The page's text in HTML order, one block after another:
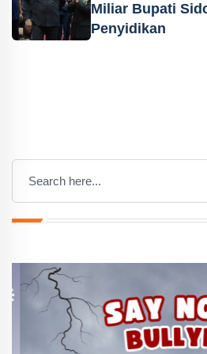
Miliar Bupati
Penyidikan